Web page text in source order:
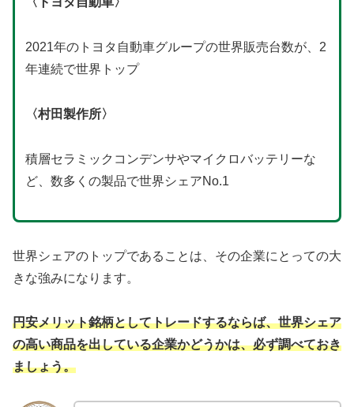
2021年のトヨタ自動車グループの世界販売台数が、2
年連続で世界トップ
〈村田製作所〉
積層セラミックコンデンサやマイクロバッテリーな
ど、数多くの製品で世界シェアNo.1
世界シェアのトップであることは、その企業にとっての大
きな強みになります。
円安メリット銘柄としてトレードするならば、世界シェア
の高い商品を出している企業かどうかは、必ず調べておき
ましょう。